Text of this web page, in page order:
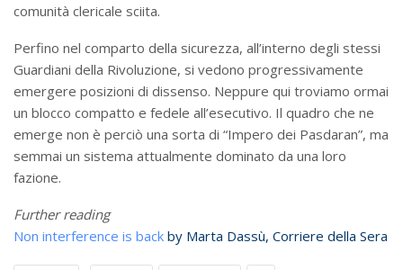
comunità clericale sciita.
Perfino nel comparto della sicurezza, all’interno degli stessi
Guardiani della Rivoluzione, si vedono progressivamente
emergere posizioni di dissenso. Neppure qui troviamo ormai
un blocco compatto e fedele all’esecutivo. Il quadro che ne
emerge non è perciò una sorta di “Impero dei Pasdaran”, ma
semmai un sistema attualmente dominato da una loro
fazione.
Further reading
Non interference is back by Marta Dassù, Corriere della Sera